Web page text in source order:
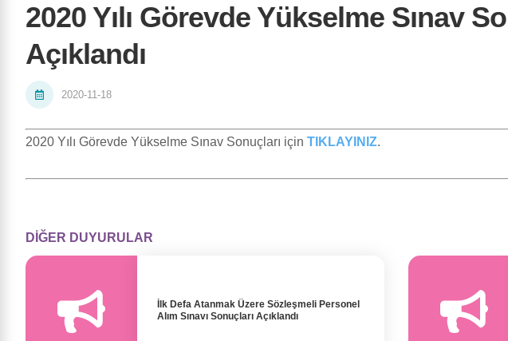
2020 Yılı Görevde Yükselme Sınav
Açıklandı
2020-11-18
2020 Yılı Görevde Yükselme Sınav Sonuçları için TIKLAYINIZ.
DİĞER DUYURULAR
İlk Defa Atanmak Üzere Sözleşmeli Personel
Alım Sınavı Sonuçları Açıklandı